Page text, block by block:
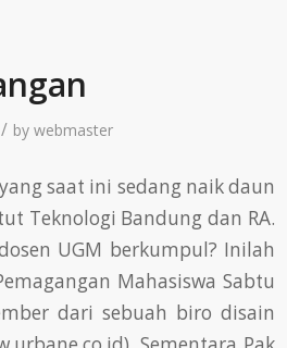
/ by webmaster
saat ini sedang naik daun
Teknologi Bandung dan RA.
UGM berkumpul? Inilah
Mahasiswa Sabtu
dari sebuah biro disain